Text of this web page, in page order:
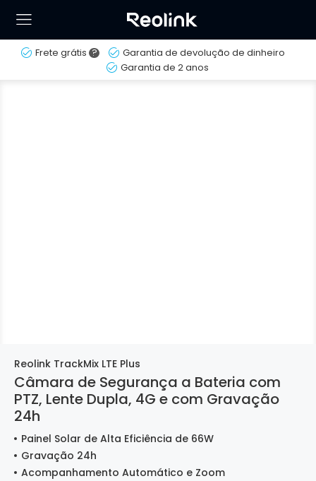
Frete grátis ?
Garantia de devolução de dinheiro
Garantia de 2 anos
Reolink TrackMix LTE Plus
Câmara de Segurança a Bateria com
PTZ, Lente Dupla, 4G e com Gravação
24h
Painel Solar de Alta Eficiência de 66W
Gravação 24h
Acompanhamento Automático e Zoom